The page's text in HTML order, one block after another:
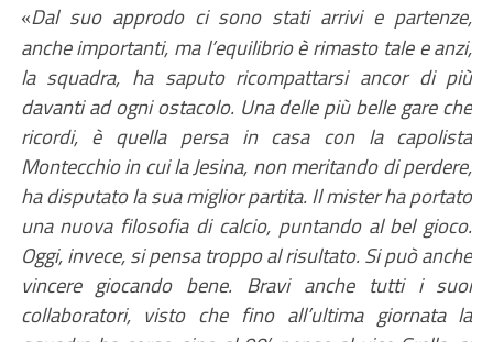
«Dal suo approdoci sono stati arrivi epartenze,
ancheimportanti, ma l’equilibrio è rimasto tale e anzi,
la squadra, ha saputo ricompattarsi ancor dipiù
davanti ad ogni ostacolo. Una delle più bellegareche
ricordi, èquella persa in casa con la capolista
Montecchio in cui la Jesina, non meritando di perdere,
ha disputato lasuamigliorpartita. Il mister ha portato
una nuova filosofia di calcio, puntando al bel gioco.
Oggi, invece,si pensa troppo al risultato. Si può anche
vincere giocando bene. Bravi anche tutti i suoi
collaboratori, visto che fino all’ultima giornata la